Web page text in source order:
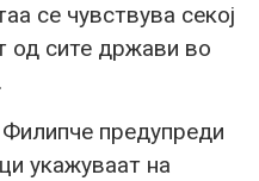
се чувствува секој
од сите држави во
предупреди
укажуваат на